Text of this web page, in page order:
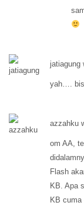
jatiagung
yah….
azzahku
om AA,
Flash
KB. Apa
KB cuma